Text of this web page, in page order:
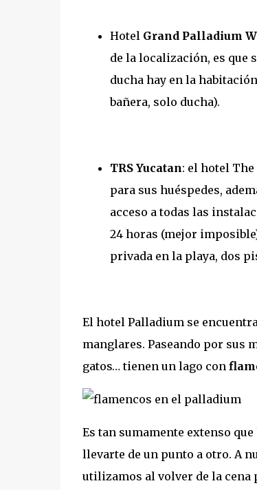
Hotel Grand Palladium
de la localización, es que
ducha hay en la
bañera, solo ducha).
TRS Yucatan: el hotel The
para sus huéspedes,
acceso a todas las
24 horas (mejor
privada en la playa, dos
El hotel Palladium se
manglares. Paseando por sus
gatos… tienen un lago con
Es tan sumamente extenso que
llevarte de un punto a otro. A
utilizamos al volver de la cena